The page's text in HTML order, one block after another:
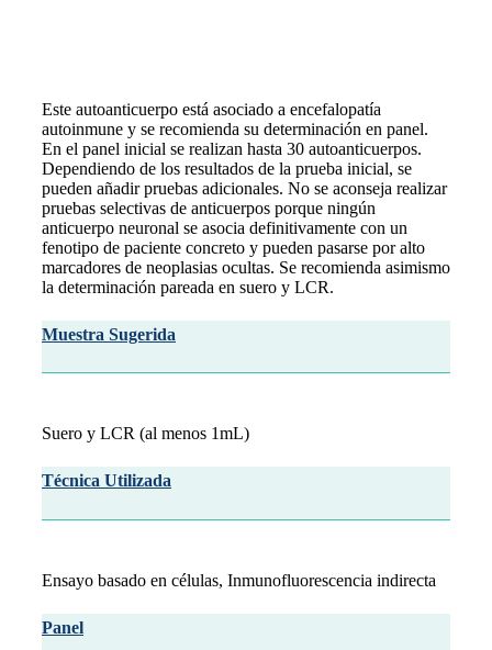
Este autoanticuerpo está asociado a encefalopatía
autoinmune y se recomienda su determinación en panel.
En el panel inicial se realizan hasta 30 autoanticuerpos.
Dependiendo de los resultados de la prueba inicial, se
pueden añadir pruebas adicionales. No se aconseja realizar
pruebas selectivas de anticuerpos porque ningún
anticuerpo neuronal se asocia definitivamente con un
fenotipo de paciente concreto y pueden pasarse por alto
marcadores de neoplasias ocultas. Se recomienda asimismo
la determinación pareada en suero y LCR.
Muestra Sugerida
Suero y LCR (al menos 1mL)
Técnica Utilizada
Ensayo basado en células, Inmunofluorescencia indirecta
Panel